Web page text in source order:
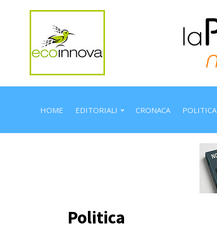
HOME EDITORIALI CRONACA POLITICA
Politica